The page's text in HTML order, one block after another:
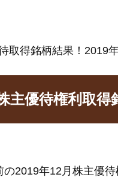
取得銘柄結果！2019
主優待権利取得
2019年12月株主優待